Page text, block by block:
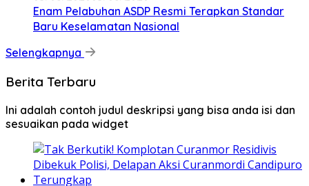
Enam Pelabuhan ASDP Resmi Terapkan Standar
Baru Keselamatan Nasional
Selengkapnya
Berita Terbaru
Ini adalah contoh judul deskripsi yang bisa anda isi dan
sesuaikan pada widget